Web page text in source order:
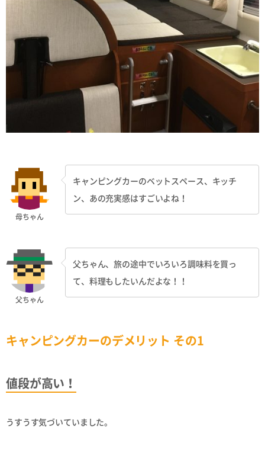
母ちゃん
キャンピングカーのベットスペース、キッチ
ン、あの充実感はすごいよね！
父ちゃん
父ちゃん、旅の途中でいろいろ調味料を買っ
て、料理もしたいんだよな！！
キャンピングカーのデメリット その1
値段が高い！
うすうす気づいていました。